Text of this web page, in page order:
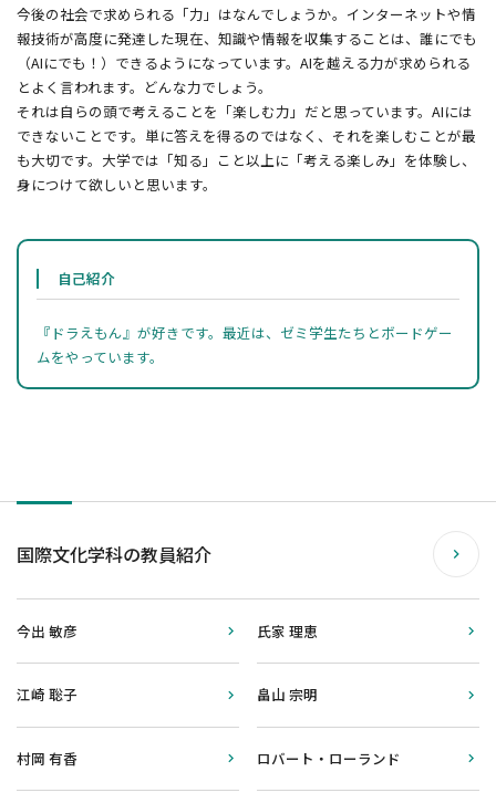
今後の社会で求められる「力」はなんでしょうか。インターネットや情
報技術が高度に発達した現在、知識や情報を収集することは、誰にでも
（AIにでも！）できるようになっています。AIを越える力が求められる
とよく言われます。どんな力でしょう。
それは自らの頭で考えることを「楽しむ力」だと思っています。AIには
できないことです。単に答えを得るのではなく、それを楽しむことが最
も大切です。大学では「知る」こと以上に「考える楽しみ」を体験し、
身につけて欲しいと思います。
自己紹介
『ドラえもん』が好きです。最近は、ゼミ学生たちとボードゲー
ムをやっています。
国際文化学科の教員紹介
今出 敏彦 氏家 理恵
江崎 聡子 畠山 宗明
村岡 有香 ロバート・ローランド